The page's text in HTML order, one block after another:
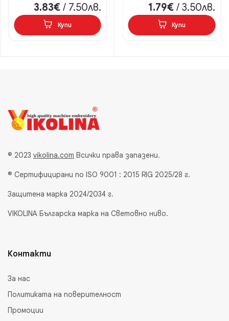
3.83€ / 7.50лв.
Купи
1.79€ / 3.50лв.
Купи
© 2023 vikolina.com Всички права запазени.
® Сертифицирани по ISO 9001 : 2015 RIG 2025/28 г.
Защитена марка 2024/2034 г.
VIKOLINA Българска марка на Световно ниво.
Контакти
За нас
Политиката на поверителност
Промоции